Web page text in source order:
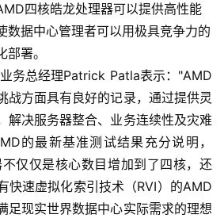
四核皓龙处理器可以提供高性能
数据中心管理者可以用极具竞争力的
署。
务总经理Patrick Patla表示："AMD
战方面具有良好的记录，通过提供灵
解决服务器整合、业务连续性及灾难
的最新基准测试结果充分说明，
仅仅是核心数目增加到了四核，还
快速虚拟化索引技术（RVI）的AMD
足现实世界数据中心实际需求的理想